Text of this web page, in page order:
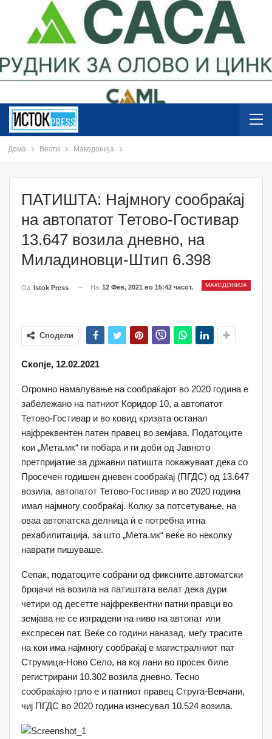
Дома Вести Македонија
ПАТИШТА: Најмногу сообраќај
на автопатот Тетово-Гостивар
13.647 возила дневно, на
Миладиновци-Штип 6.398
МАКЕДОНИЈА
Од Istok Press На 12 Фев, 2021 во 15:42 часот.
Сподели
Скопје, 12.02.2021
Огромно намалување на сообраќајот во 2020 година е
забележано на патниот Коридор 10, а автопатот
Тетово-Гостивар и во ковид кризата останал
најфреквентен патен правец во земјава. Податоците
кои „Мета.мк“ ги побара и ги доби од Јавното
претпријатие за државни патишта покажуваат дека со
Просечен годишен дневен сообраќај (ПГДС) од 13.647
возила, автопатот Тетово-Гостивар и во 2020 година
имал најмногу сообраќај. Колку за потсетување, на
оваа автопатска делница ѝ е потребна итна
рехабилитација, за што „Мета.мк“ веќе во неколку
наврати пишуваше.
Сепак, податоците собрани од фиксните автоматски
бројачи на возила на патиштата велат дека дури
четири од десетте најфреквентни патни правци во
земјава не се изградени на ниво на автопат или
експресен пат. Веќе со години наназад, меѓу трасите
на кои има најмногу сообраќај е магистралниот пат
Струмица-Ново Село, на кој лани во просек биле
регистрирани 10.302 возила дневно. Тесно
сообраќајно грло е и патниот правец Струга-Вевчани,
чиј ПГДС во 2020 година изнесувал 10.524 возила.